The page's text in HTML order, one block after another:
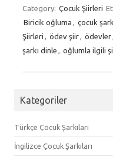
Category: Çocuk Şiirleri
Biricik oğluma
çocuk
Şiirleri
ödev şiir ödevler
şarkı dinle
oğlumla ilgili
Kategoriler
Türkçe Çocuk Şarkıları
İngilizce Çocuk Şarkıları